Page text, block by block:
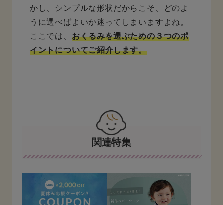
かし、シンプルな形状だからこそ、どのよ
うに選べばよいか迷ってしまいますよね。
ここでは、 おくるみを選ぶための３つのポ
イントについてご紹介します。
関連特集